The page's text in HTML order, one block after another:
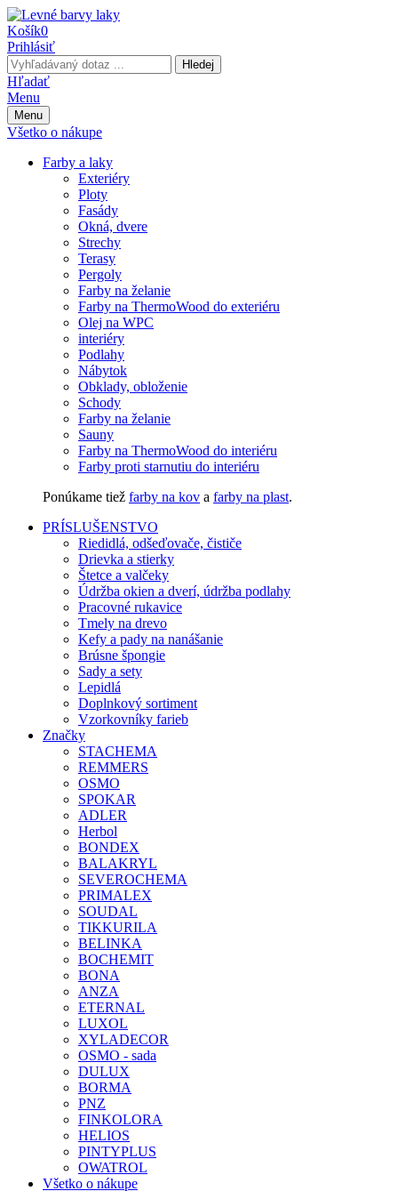
Košík0
Prihlásiť
Hledej
Hľadať
Menu
Menu
Všetko o nákupe
Farby a laky
Exteriéry
Ploty
Fasády
Okná, dvere
Strechy
Terasy
Pergoly
Farby na želanie
Farby na ThermoWood do exteriéru
Olej na WPC
interiéry
Podlahy
Nábytok
Obklady, obloženie
Schody
Farby na želanie
Sauny
Farby na ThermoWood do interiéru
Farby proti starnutiu do interiéru
Ponúkame tiež farby na kov a farby na plast.
PRÍSLUŠENSTVO
Riedidlá, odšeďovače, čističe
Drievka a stierky
Štetce a valčeky
Údržba okien a dverí, údržba podlahy
Pracovné rukavice
Tmely na drevo
Kefy a pady na nanášanie
Brúsne špongie
Sady a sety
Lepidlá
Doplnkový sortiment
Vzorkovníky farieb
Značky
STACHEMA
REMMERS
OSMO
SPOKAR
ADLER
Herbol
BONDEX
BALAKRYL
SEVEROCHEMA
PRIMALEX
SOUDAL
TIKKURILA
BELINKA
BOCHEMIT
BONA
ANZA
ETERNAL
LUXOL
XYLADECOR
OSMO - sada
DULUX
BORMA
PNZ
FINKOLORA
HELIOS
PINTYPLUS
OWATROL
Všetko o nákupe